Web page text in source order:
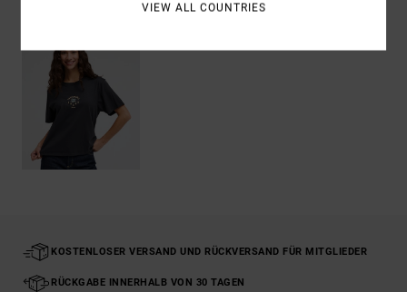
KOSTENLOSER VERSAND UND RÜCKVERSAND FÜR MITGLIEDER
RÜCKGABE INNERHALB VON 30 TAGEN
VIEW ALL COUNTRIES